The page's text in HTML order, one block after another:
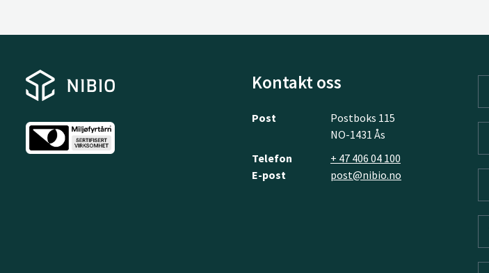
Kontakt oss
Post
Postboks 115
NO-1431 Ås
Telefon
+ 47 406 04 100
E-post
post@nibio.no